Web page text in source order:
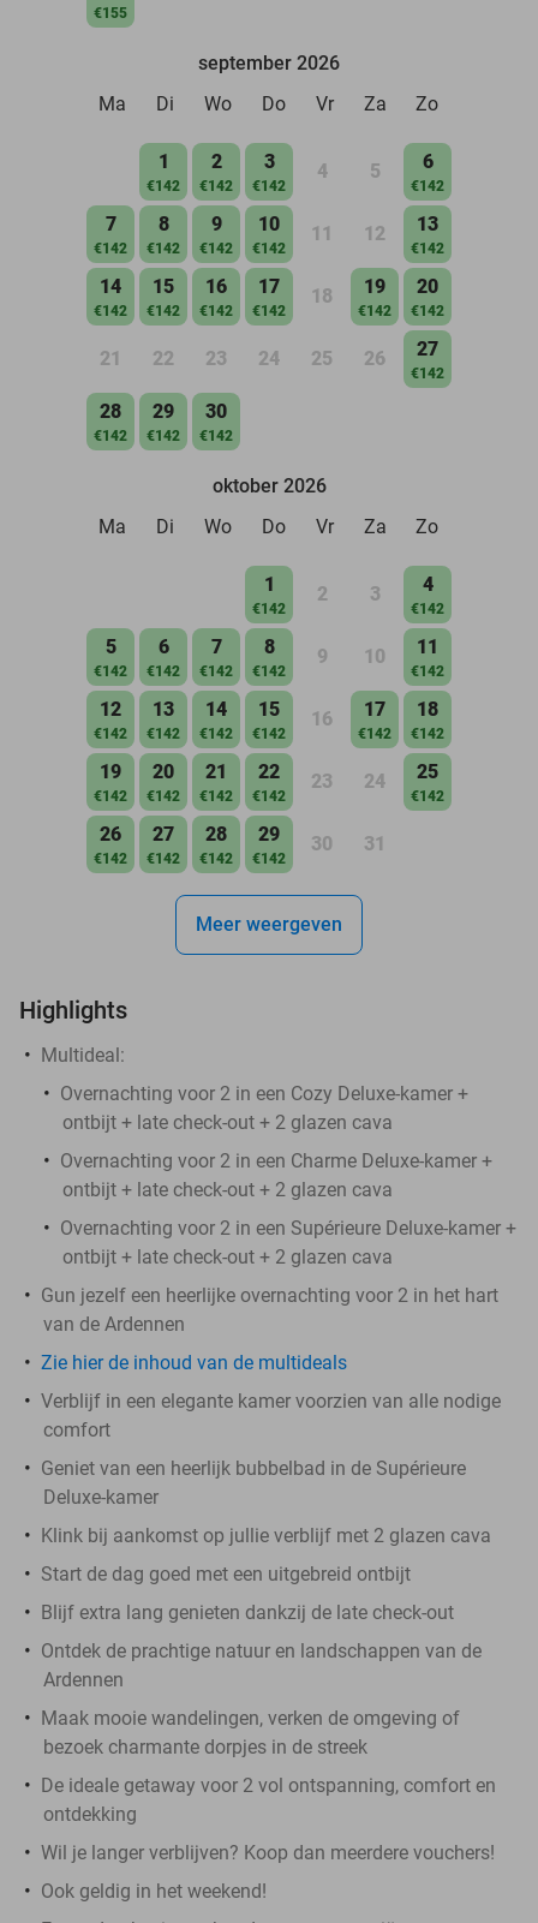
€155
september 2026
Ma
Di Wo Do Vr Za Zo
1
€142
2
€142
3
€142
4 5 6
€142
7
€142
8
€142
9
€142
10
€142
11 12 13
€142
14
€142
15
€142
16
€142
17
€142
18 19
€142
20
€142
21 22 23 24 25 26 27
€142
28
€142
29
€142
30
€142
oktober 2026
Ma
Di Wo Do Vr Za Zo
1
€142
2 3 4
€142
5
€142
6
€142
7
€142
8
€142
9 10 11
€142
12
€142
13
€142
14
€142
15
€142
16 17
€142
18
€142
19
€142
20
€142
21
€142
22
€142
23 24 25
€142
26
€142
27
€142
28
€142
29
€142
30 31
Meer weergeven
Highlights
Multideal:
Overnachting voor 2 in een Cozy Deluxe-kamer +
ontbijt + late check-out + 2 glazen cava
Overnachting voor 2 in een Charme Deluxe-kamer +
ontbijt + late check-out + 2 glazen cava
Overnachting voor 2 in een Supérieure Deluxe-kamer +
ontbijt + late check-out + 2 glazen cava
Gun jezelf een heerlijke overnachting voor 2 in het hart
van de Ardennen
Zie hier de inhoud van de multideals
Verblijf in een elegante kamer voorzien van alle nodige
comfort
Geniet van een heerlijk bubbelbad in de Supérieure
Deluxe-kamer
Klink bij aankomst op jullie verblijf met 2 glazen cava
Start de dag goed met een uitgebreid ontbijt
Blijf extra lang genieten dankzij de late check-out
Ontdek de prachtige natuur en landschappen van de
Ardennen
Maak mooie wandelingen, verken de omgeving of
bezoek charmante dorpjes in de streek
De ideale getaway voor 2 vol ontspanning, comfort en
ontdekking
Wil je langer verblijven? Koop dan meerdere vouchers!
Ook geldig in het weekend!